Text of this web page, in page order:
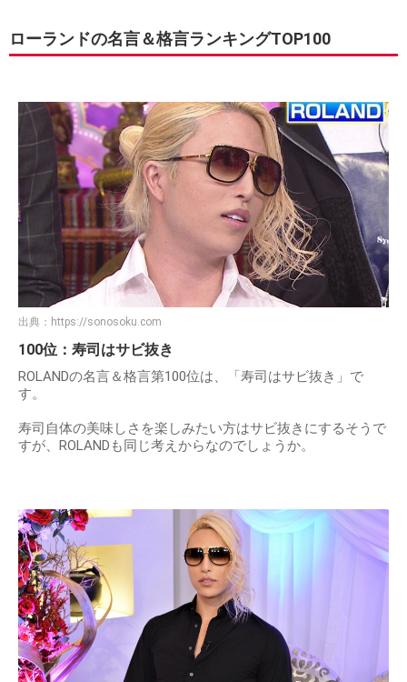
ローランドの名言＆格言ランキングTOP100
出典： https://sonosoku.com
100位：寿司はサビ抜き
ROLANDの名言＆格言第100位は、「寿司はサビ抜き」で
す。
寿司自体の美味しさを楽しみたい方はサビ抜きにするそうで
すが、ROLANDも同じ考えからなのでしょうか。